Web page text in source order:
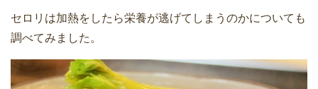
セロリは加熱をしたら栄養が逃げてしまうのかについても
調べてみました。